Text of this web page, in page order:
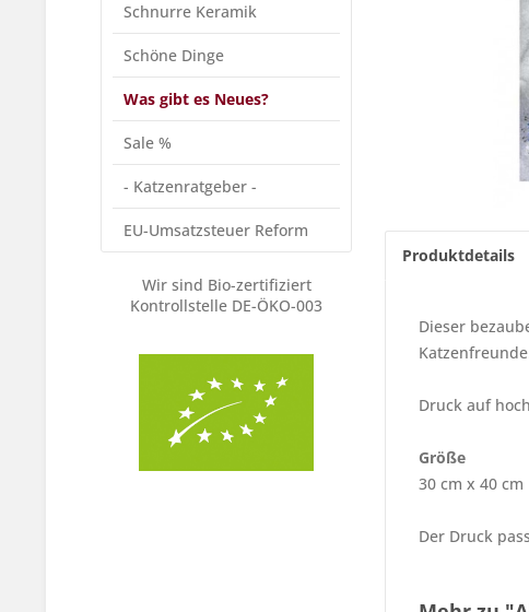
Schnurre Keramik
Schöne Dinge
Was gibt es Neues?
Sale %
- Katzenratgeber -
EU-Umsatzsteuer Reform
Wir sind Bio-zertifiziert
Kontrollstelle DE-ÖKO-003
Produktdetails
Dieser
Druck auf
Größe
30 cm x 40 cm
Der Druck